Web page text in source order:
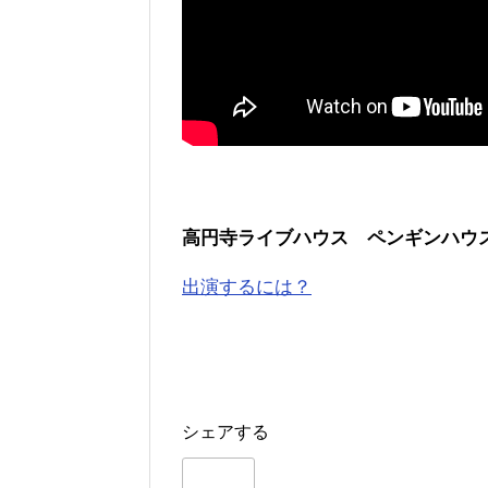
高円寺ライブハウス ペンギンハウ
出演するには？
シェアする